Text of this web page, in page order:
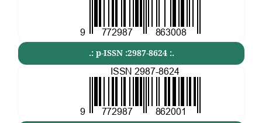
.: p-ISSN :2987-8624 :.